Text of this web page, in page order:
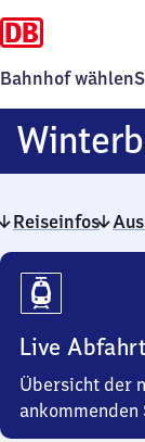
Bahnhof wählen
Reiseinfos
Reiseinfos
Live
Übersicht der
ankommenden